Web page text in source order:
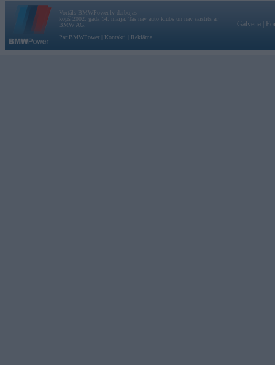
Vortāls BMWPower.lv darbojas
kopš 2002. gada 14. maija. Tas nav auto klubs un nav saistīts ar
BMW AG.
Par BMWPower
Kontakti Reklāma
Galvena